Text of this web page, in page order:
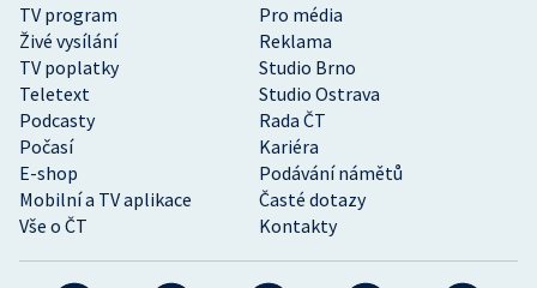
TV program
Pro média
Živé vysílání
Reklama
TV poplatky
Studio Brno
Teletext
Studio Ostrava
Podcasty
Rada ČT
Počasí
Kariéra
E-shop
Podávání námětů
Mobilní a TV aplikace
Časté dotazy
Vše o ČT
Kontakty